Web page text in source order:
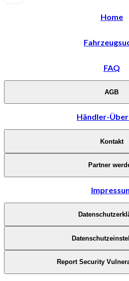
Home
FAQ
AGB
Händler-
Kontakt
Partner
Report Security